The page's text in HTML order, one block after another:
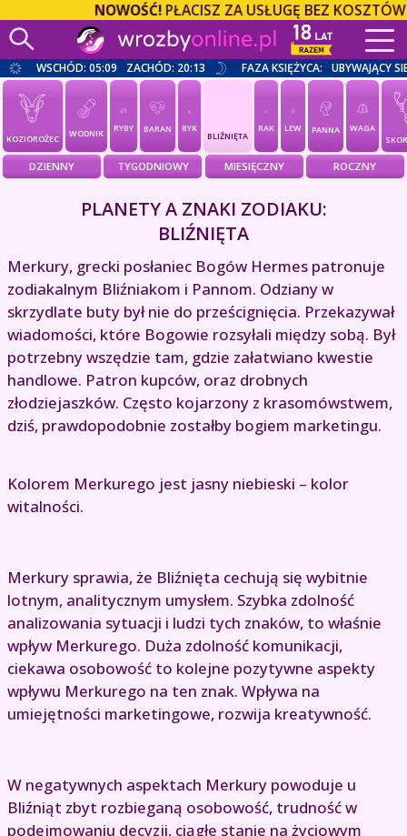
NOWOŚĆ!PŁACISZ ZA USŁUGĘ BEZ KOSZTÓW
WSCHÓD: 05:09 ZACHÓD: 20:13 FAZA KSIĘŻYCA: UBYWAJĄCY
KOZIOROŻEC WODNIK RYBY BARAN BYK
BLIŹNIĘTA
RAK LEW PANNA
WAGA
DZIENNY TYGODNIOWY MIESIĘCZNY ROCZNY
PLANETY A ZNAKI ZODIAKU:
BLIŹNIĘTA
Merkury, grecki posłaniec Bogów Hermes patronuje
zodiakalnym Bliźniakom i Pannom. Odziany w
skrzydlate buty był nie do prześcignięcia. Przekazywał
wiadomości, które Bogowie rozsyłali między sobą. Był
potrzebny wszędzie tam, gdzie załatwiano kwestie
handlowe. Patron kupców, oraz drobnych
złodziejaszków. Często kojarzony z krasomówstwem,
dziś, prawdopodobnie zostałby bogiem marketingu.
Kolorem Merkurego jest jasny niebieski – kolor
witalności.
Merkury sprawia, że Bliźnięta cechują się wybitnie
lotnym, analitycznym umysłem. Szybka zdolność
analizowania sytuacji i ludzi tych znaków, to właśnie
wpływ Merkurego. Duża zdolność komunikacji,
ciekawa osobowość to kolejne pozytywne aspekty
wpływu Merkurego na ten znak. Wpływa na
umiejętności marketingowe, rozwija kreatywność.
W negatywnych aspektach Merkury powoduje u
Bliźniąt zbyt rozbieganą osobowość, trudność w
podejmowaniu decyzji, ciągłe stanie na życiowym